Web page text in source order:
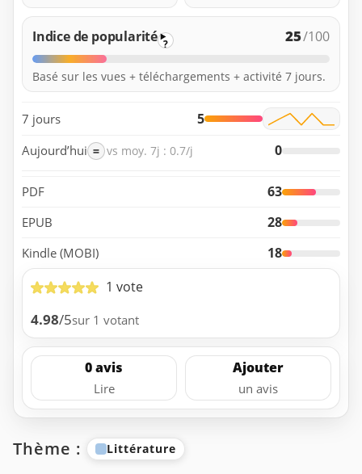
Indice de popularité ? 25/100
Basé sur les vues + téléchargements + activité 7 jours.
7 jours 5
Aujourd’hui = vs moy. 7j : 0.7/j 0
PDF 63
EPUB 28
Kindle (MOBI)
18
1 vote
4.98/5sur 1 votant
0 avis
Lire
Ajouter
un avis
Thème : Littérature